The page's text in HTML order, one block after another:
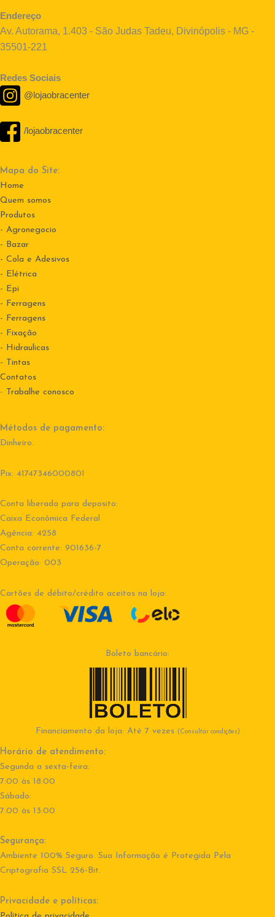
Endereço
Av. Autorama, 1.403 - São Judas Tadeu, Divinópolis - MG -
35501-221
Redes Sociais
@lojaobracenter
/lojaobracenter
Mapa do Site:
Home
Quem somos
Produtos
- Agronegocio
- Bazar
- Cola e Adesivos
- Elétrica
- Epi
- Ferragens
- Ferragens
- Fixação
- Hidraulicas
- Tintas
Contatos
- Trabalhe conosco
Métodos de pagamento:
Dinheiro.
Pix: 41747346000801
Conta liberada para deposito:
Caixa Econômica Federal
Agência: 4258
Conta corrente: 901636-7
Operação: 003
Cartões de débito/crédito aceitos na loja:
Boleto bancário:
Financiamento da loja: Até 7 vezes (Consultar condições)
Horário de atendimento:
Segunda a sexta-feira:
7:00 às 18:00
Sábado:
7:00 às 13:00
Segurança:
Ambiente 100% Seguro. Sua Informação é Protegida Pela
Criptografia SSL 256-Bit.
Privacidade e políticas: